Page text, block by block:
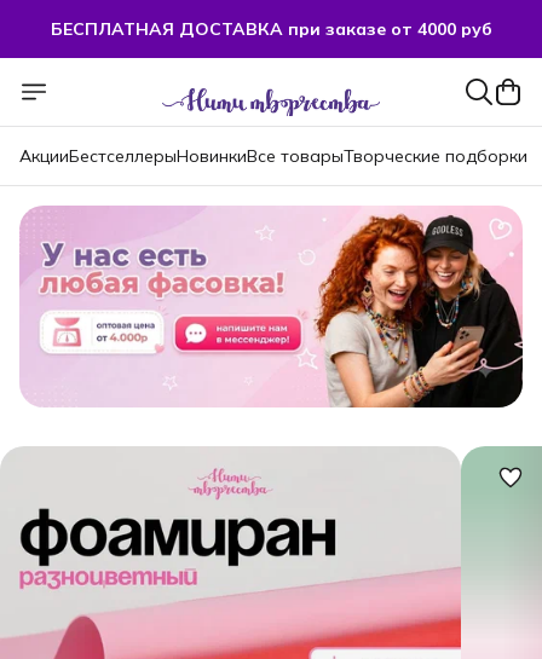
БЕСПЛАТНАЯ ДОСТАВКА при заказе от 4000 руб
АкцииБестселлерыНовинкиВсе товарыТворческие подборки